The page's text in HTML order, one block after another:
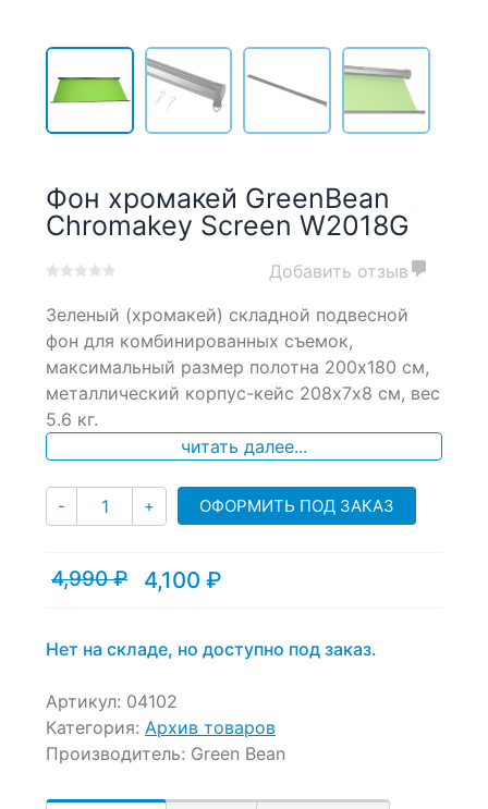
Фон хромакей GreenBean
Chromakey Screen W2018G
out
based
on
customer
ratings
Добавить отзыв
Зеленый (хромакей) складной подвесной
фон для комбинированных съемок,
максимальный размер полотна 200х180 см,
металлический корпус-кейс 208х7х8 см, вес
5.6 кг.
читать далее...
- Количество
+ ОФОРМИТЬ ПОД ЗАКАЗ
4,990₽
Первоначальная
4,990 ₽.
4,100 ₽
Текущая
Нет на складе, но доступно под заказ.
Артикул: 04102
Категория: Архив товаров
Производитель: Green Bean